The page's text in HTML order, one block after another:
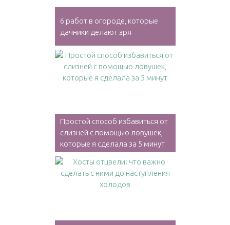
6 работ в огороде, которые
дачники делают зря
Простой способ избавиться от
слизней с помощью ловушек,
которые я сделала за 5 минут